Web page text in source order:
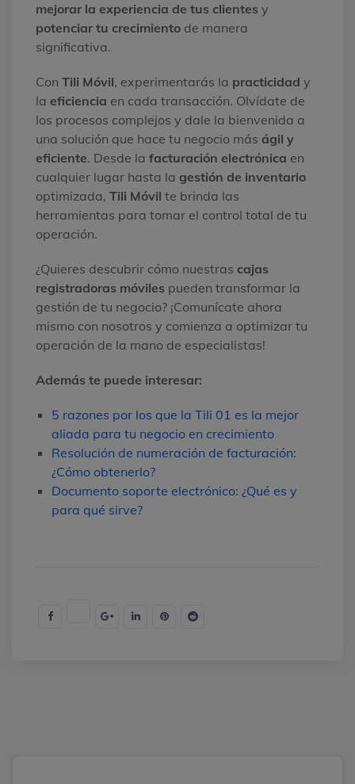
mejorar la experiencia de tus clientes y
potenciar tu crecimiento de manera
significativa.
Con Tili Móvil, experimentarás la practicidad y
la eficiencia en cada transacción. Olvídate de
los procesos complejos y dale la bienvenida a
una solución que hace tu negocio más ágil y
eficiente. Desde la facturación electrónica en
cualquier lugar hasta la gestión de inventario
optimizada, Tili Móvil te brinda las
herramientas para tomar el control total de tu
operación.
¿Quieres descubrir cómo nuestras cajas
registradoras móviles pueden transformar la
gestión de tu negocio? ¡Comunícate ahora
mismo con nosotros y comienza a optimizar tu
operación de la mano de especialistas!
Además te puede interesar:
5 razones por los que la Tili 01 es la mejor
aliada para tu negocio en crecimiento
Resolución de numeración de facturación:
¿Cómo obtenerlo?
Documento soporte electrónico: ¿Qué es y
para qué sirve?